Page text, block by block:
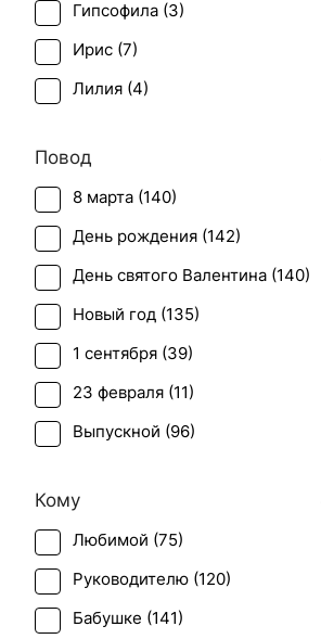
Гипсофила (3)
Ирис (7)
Лилия (4)
Роза кустовая (
Статица (1)
Танацетум (1)
Тюльпан (13)
Хризантема (11)
Повод
8 марта (140)
День рождения (142)
День святого Валентина (140)
Новый год (135)
1 сентября (39)
23 февраля (11)
Выпускной (96)
День учителя (
Пасха (33 )
Первое свидание (120
Последний звонок (
Кому
Любимой (75)
Руководителю (120)
Бабушке (141)